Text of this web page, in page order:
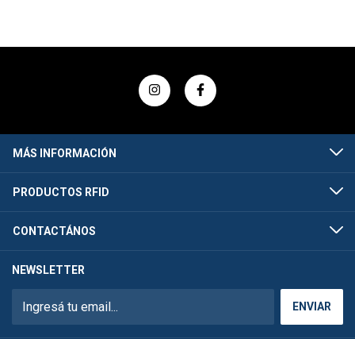
MÁS INFORMACIÓN
PRODUCTOS RFID
CONTACTÁNOS
NEWSLETTER